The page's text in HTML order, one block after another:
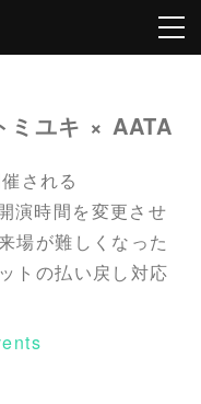
ミユキ × AATA
される
演時間を変更させ
場が難しくなった
トの払い戻し対応